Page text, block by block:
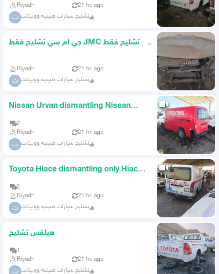
Riyadh
21 hr. ago
ت تشليح سيارات صينيه وونيتات
جي ام سي تشليح فقط JMC تشليح فقط
Riyadh 21 hr. ago
ت تشليح سيارات صينيه وونيتات
Nissan Urvan dismantling Nissan
2
Riyadh
21 hr. ago
ت تشليح سيارات صينيه وونيتات
Toyota Hiace dismantling only Hiace
2
Riyadh
21 hr. ago
ت تشليح سيارات صينيه وونيتات
هيلقس تشليح
1
Riyadh
21 hr. ago
ت تشليح سيارات صينيه وونيتات